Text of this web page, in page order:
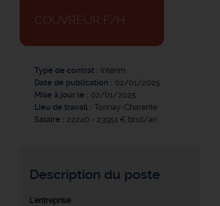
COUVREUR F/H
Type de contrat
Intérim
Date de publication
02/01/2025
Mise à jour le
02/01/2025
Lieu de travail
Tonnay-Charente
Salaire
22240 - 23951 € brut/an
Description du poste
L'entreprise